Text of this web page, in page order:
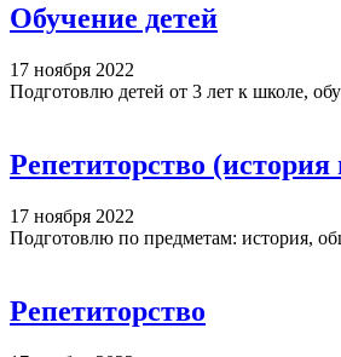
Обучение детей
17 ноября 2022
Подготовлю детей от 3 лет к школе,
Репетиторство
17 ноября 2022
Подготовлю по предметам: история,
Репетиторство